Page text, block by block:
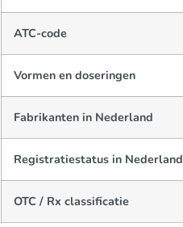
ATC-code
Vormen en doseringen
Fabrikanten in Nederland
Registratiestatus in Nederland
OTC / Rx classificatie